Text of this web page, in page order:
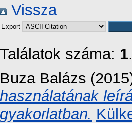
Vissza
Export
Találatok száma: 1.
Buza Balázs
használatának
gyakorlatban.